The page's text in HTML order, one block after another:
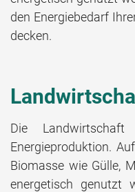
den Energiebedarf
decken.
Die
Energieproduktion.
Biomasse wie Gülle,
energetisch genutzt